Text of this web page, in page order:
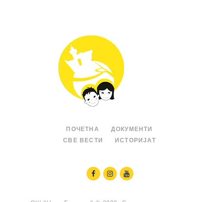
ПОЧЕТНА
ДОКУМЕНТИ
СВЕ ВЕСТИ
ИСТОРИЈАТ